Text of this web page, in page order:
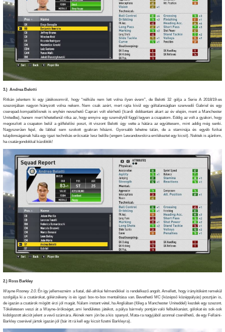
3.) Andrea Belotti
Ritkán jelentem ki egy játékosomról, hogy “nélküle nem lett volna ilyen évem”, de Belotti 32 gólja a Serie A 2018/19-es
szezonjában nagyon hiányzott volna nekem. Nem csak azért, mert rajta kívül egy góltalanságban szenvedő Gabriel és egy
cserepad-kompatibilisnek is enyhén nevezhető Caprari volt elérhető (Icardi dobbantani akart az év elején, ment a Manchester
Unitedbe), hanem mert hihetetlenül ritka az, hogy ennyire egy személytől függő legyen a csapatom. Eddig az volt a gyakori, hogy
megoszlott a csapaton belül a gólfelelősi poszt, itt viszont Belotti úgy vette a hátára az együttesem, mint addig még senki.
Nagyszerűen fejel, de lábbal sem szokott gyakran hibázni. Gyorsabb lehetne talán, de a staminája és egyéb fizikai
tulajdonságainak hála egy igazi technikás erőcsatár lesz belőle (engem Lewandowskira emlékeztet egy kicsit). Nektek is ajánlom,
ha csatárgondokkal küzdötök!
2.) Ross Barkley
Wayne Rooney 2.0. Én így jellemezném a fiatal, dél-afrikai felmenőkkel is rendelkező angolt. Amellett, hogy irányítóként remekül
szolgálja ki a csatárokat, gólérzékeny is és igazi box-to-box mentalitása van. Bevethető MC (középső középpályás) posztján is,
de igazán a csatárok mögött érzi jól magát. Nálam instant vétel, ha Angliában (főleg a Manchester Uniteddel) kezdek egy szezont.
Tökéletesen veszi át a Wayne-örökséget, ami lendületes játékot, a pálya bármely pontján való felbukkanást, gólokat és sok-sok
kidolgozott akciót jelent a vevő számára. Akinek nem jön be a kis spanyol, Mata-ra nagyjából azonnal cserélhető, de egy Fellaini-
Barkley cserével jártok igazán jól (bár itt rá kell egy kicsit fizetni Barkleyra).